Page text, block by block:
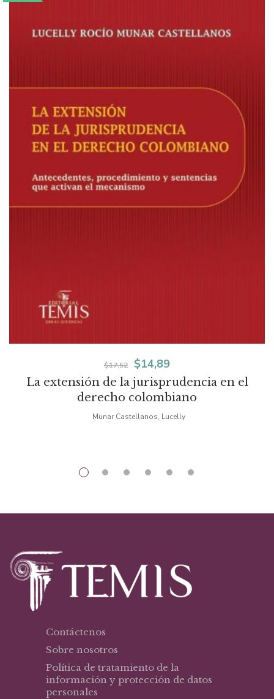
La extensión de la jurisprudencia en el
derecho colombiano
$17,52
El
precio
$14,89El
precio
Munar Castellanos, Lucelly
Contáctenos
Sobre nosotros
Política de tratamiento de la
información y protección de datos
personales